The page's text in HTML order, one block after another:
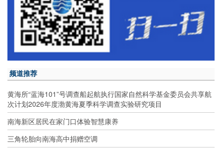
频道推荐
黄海所“蓝海101”号调查船起航执行国家自然科学基金委员会共享航
次计划2026年度渤黄海夏季科学调查实验研究项目
南海新区居民在家门口体验智慧康养
三角轮胎向南海高中捐赠空调